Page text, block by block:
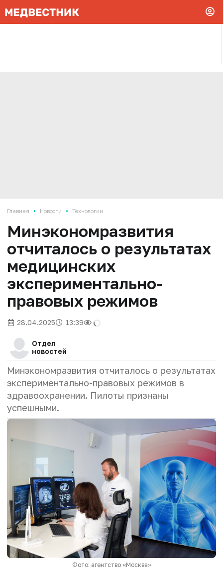
Главная • Новости • Технологии
Минэкономразвития
отчиталось о результатах
медицинских
экспериментально-
правовых режимов
28.04.2025 13:39
Отдел
новостей
Минэкономразвития отчиталось о результатах
экспериментально-правовых режимов в
здравоохранении. Пилоты признаны
успешными.
Фото: агентство «Москва»